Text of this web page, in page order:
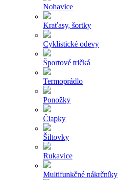
Nohavice
Kraťasy, šortky
Cyklistické odevy
Športové tričká
Termoprádlo
Ponožky
Čiapky
Šiltovky
Rukavice
Multifunkčné nákrčníky